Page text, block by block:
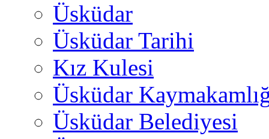
Üsküdar
Üsküdar Tarihi
Kız Kulesi
Üsküdar
Üsküdar Belediyesi